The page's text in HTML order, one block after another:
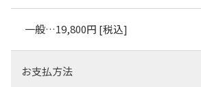
一般…19,800円 [税込]
お支払方法